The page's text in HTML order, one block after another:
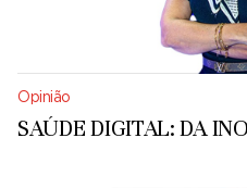
Opinião
SAÚDE DIGITAL: DA